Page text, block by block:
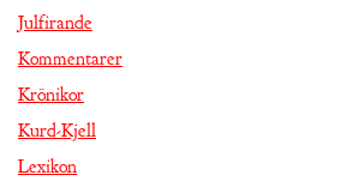
Julfirande
Kommentarer
Krönikor
Kurd-Kjell
Lexikon